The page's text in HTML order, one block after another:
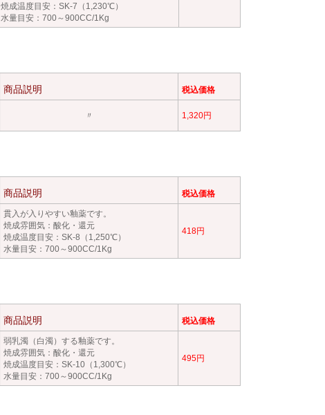
焼成温度目安：SK-7（1,230℃）
水量目安：700～900CC/1Kg
商品説明 税込価格
〃 1,320円
商品説明 税込価格
貫入が入りやすい釉薬です。
焼成雰囲気：酸化・還元
焼成温度目安：SK-8（1,250℃）
水量目安：700～900CC/1Kg
418円
商品説明 税込価格
弱乳濁（白濁）する釉薬です。
焼成雰囲気：酸化・還元
焼成温度目安：SK-10（1,300℃）
水量目安：700～900CC/1Kg
495円